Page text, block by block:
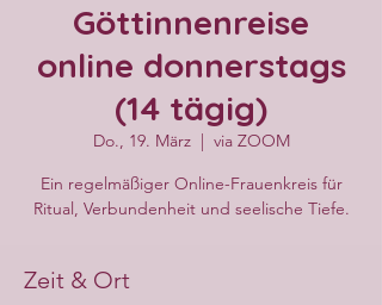
Göttinnenreise
online donnerstags
(14 tägig)
Do., 19. März
  |
via ZOOM
Ein regelmäßiger Online-Frauenkreis für
Ritual, Verbundenheit und seelische Tiefe.
Zeit & Ort